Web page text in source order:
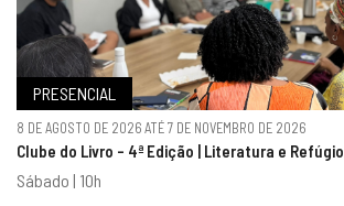
PRESENCIAL
8 DE AGOSTO DE 2026 ATÉ 7 DE NOVEMBRO DE 2026
Clube do Livro - 4ª Edição | Literatura e Refúgio
Sábado | 10h